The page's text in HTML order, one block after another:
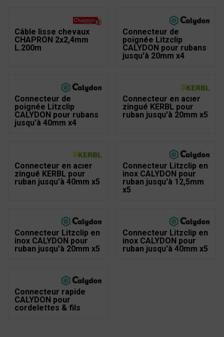
Câble lisse chevaux
CHAPRON 2x2,4mm
L.200m
Connecteur de
poignée Litzclip
CALYDON pour rubans
jusqu'à 20mm x4
Connecteur de
poignée Litzclip
CALYDON pour rubans
jusqu'à 40mm x4
Connecteur en acier
zingué KERBL pour
ruban jusqu'à 20mm x5
Connecteur en acier
zingué KERBL pour
ruban jusqu'à 40mm x5
Connecteur Litzclip en
inox CALYDON pour
ruban jusqu'à 12,5mm
x5
Connecteur Litzclip en
inox CALYDON pour
ruban jusqu'à 20mm x5
Connecteur Litzclip en
inox CALYDON pour
ruban jusqu'à 40mm x5
Connecteur rapide
CALYDON pour
cordelettes & fils